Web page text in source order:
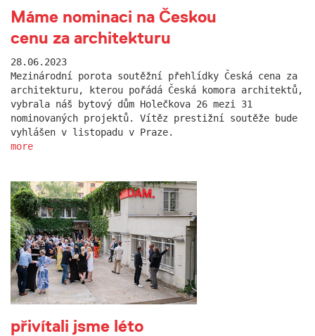
Máme nominaci na Českou
cenu za architekturu
28.06.2023
Mezinárodní porota soutěžní přehlídky Česká cena za
architekturu, kterou pořádá Česká komora architektů,
vybrala náš bytový dům Holečkova 26 mezi 31
nominovaných projektů. Vítěz prestižní soutěže bude
vyhlášen v listopadu v Praze.
more
přivítali jsme léto